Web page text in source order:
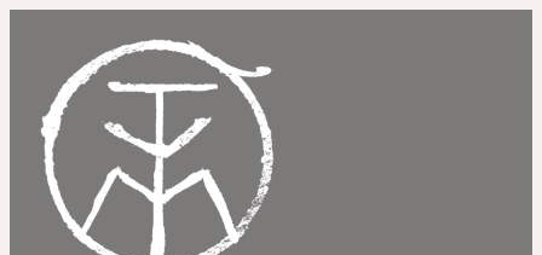
contenu